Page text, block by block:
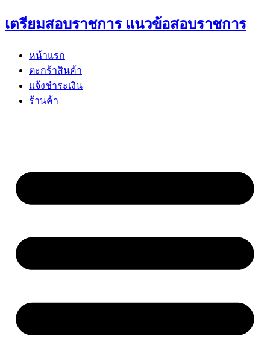
Skip
to
เตรียมสอบราชการ แนวข้อสอบราชการ
หน้าแรก
ตะกร้าสินค้า
แจ้งชำระเงิน
ร้านค้า